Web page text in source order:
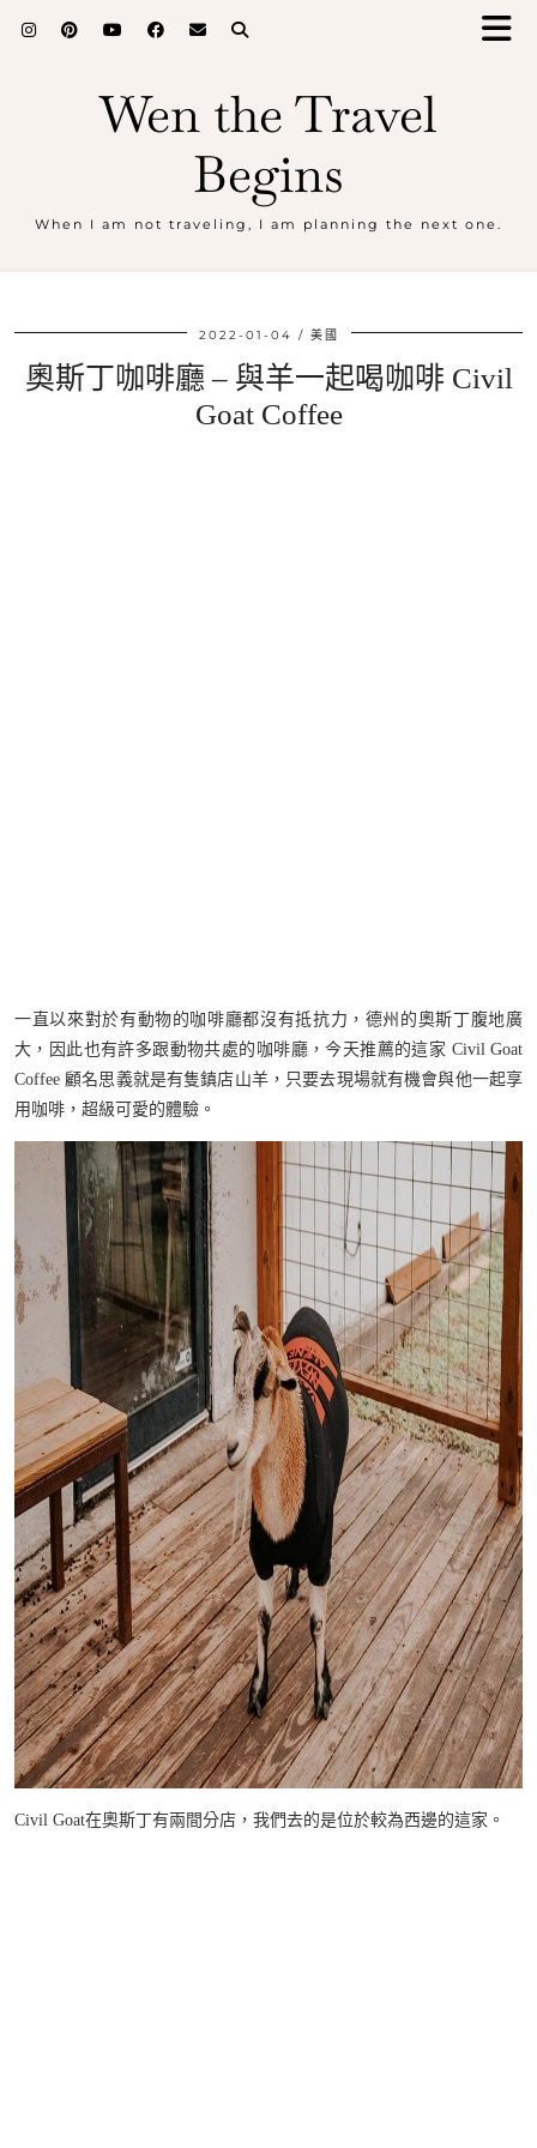
Wen the Travel
Begins
When I am not traveling, I am planning the next one.
2022-01-04 美國
奧斯丁咖啡廳 – 與羊一起喝咖啡 Civil
Goat Coffee
一直以來對於有動物的咖啡廳都沒有抵抗力，德州的奧斯丁腹地廣
大，因此也有許多跟動物共處的咖啡廳，今天推薦的這家 Civil Goat
Coffee 顧名思義就是有隻鎮店山羊，只要去現場就有機會與他一起享
用咖啡，超級可愛的體驗。
Civil Goat在奧斯丁有兩間分店，我們去的是位於較為西邊的這家。